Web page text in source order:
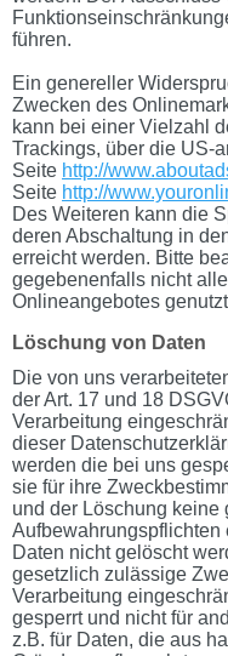
führen.
Ein genereller
Zwecken des
kann bei einer Vielzahl
Trackings, über die US-
Seite http://
Seite http://
Des Weiteren kann die
deren Abschaltung in
erreicht werden. Bitte
gegebenenfalls nicht
Onlineangebotes
Löschung von Daten
Die von uns
der Art. 17 und 18
Verarbeitung
dieser
werden die bei uns
sie für ihre
und der Löschung keine
Aufbewahrungspflichten
Daten nicht gelöscht
gesetzlich zulässige
Verarbeitung
gesperrt und nicht für
z.B. für Daten, die aus